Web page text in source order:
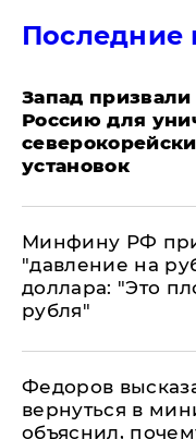
Последние
Запад
Россию для
установок
Минфину РФ
"давление на
доллара: "Это
рубля"
Федоров
вернуться в
объяснил,